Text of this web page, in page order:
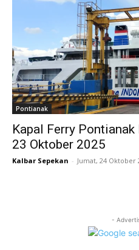
Pontianak
Kapal Ferry
23 Oktober 2025
Kalbar Sepekan - Jumat, 24 Oktober
-